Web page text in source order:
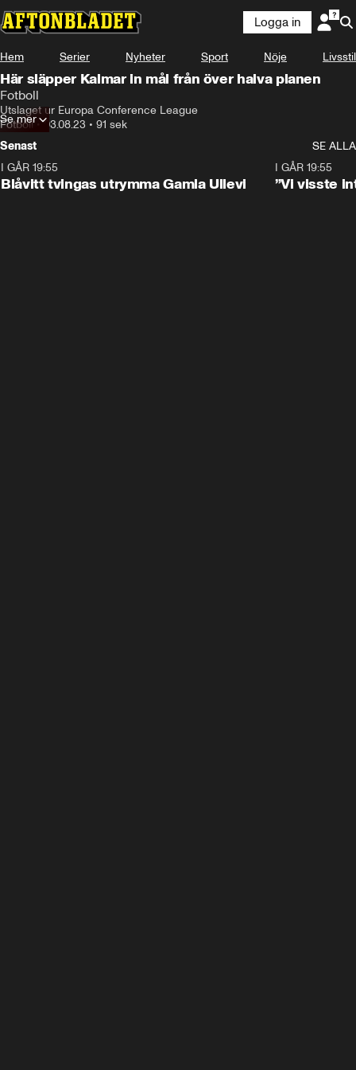
Logga in
Hem Serier Nyheter Sport Nöje Livsstil
Här släpper Kalmar in mål från över halva planen
Fotboll
Utslaget ur Europa Conference League
Fotboll•03.08.23 • 91 sek
Se mer
Senast
SE ALLA
I GÅR 19:55
Blåvitt tvingas utrymma Gamla Ullevi
I GÅR 19:55
”Vi visste